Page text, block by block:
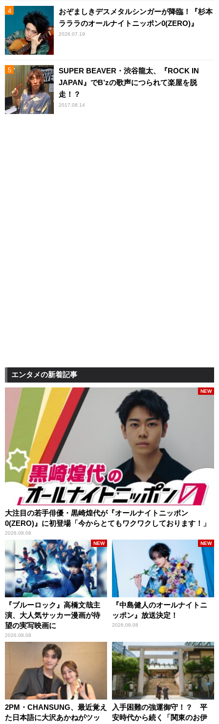
おぞましきデスメタルシンガーが降臨！『杉本
ラララのオールナイトニッポン0(ZERO)』
2026.07.19
SUPER BEAVER・渋谷龍太、『ROCK IN
JAPAN』でB’zの歌声につられて楽屋を脱
走！？
2017.08.14
エンタメの新着記事
大注目の若手俳優・黒崎煌代が『オールナイトニッポン
0(ZERO)』に初登場「今からとてもワクワクしております！」
2026.08.08
NEW
『ブルーロック』高橋文哉主
演、大人気サッカー漫画が待
望の実写映画に
2026.08.08
NEW
『中島健人のオールナイトニ
ッポン』放送決定！
2026.08.08
NEW
2PM・CHANSUNG、最近覚え
た日本語に大沢あかねがツッ
入手困難の強運御守！？ 平
安時代から続く「関東のお伊